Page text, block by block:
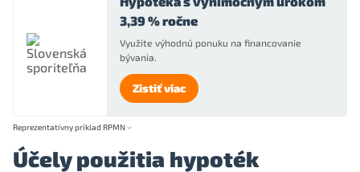
3,39 % ročne
Využite výhodnú ponuku na financovanie
bývania.
Zistiť viac
Reprezentatívny príklad RPMN
Účely použitia hypoték